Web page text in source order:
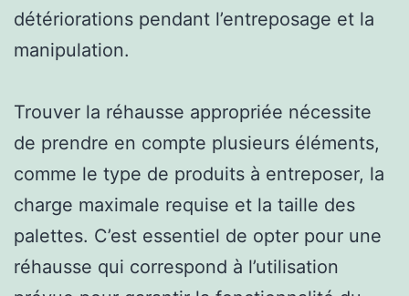
détériorations pendant l’entreposage et la
manipulation.
Trouver la réhausse appropriée nécessite
de prendre en compte plusieurs éléments,
comme le type de produits à entreposer, la
charge maximale requise et la taille des
palettes. C’est essentiel de opter pour une
réhausse qui correspond à l’utilisation